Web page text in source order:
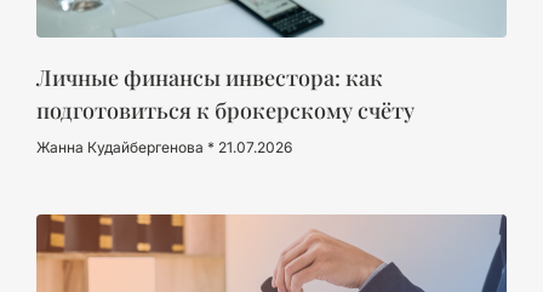
Личные финансы инвестора: как
подготовиться к брокерскому счёту
Жанна Кудайбергенова 21.07.2026